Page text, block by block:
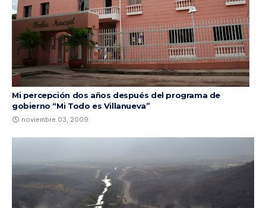
Mi percepción dos años después del programa de
gobierno “Mi Todo es Villanueva”
noviembre 03, 2009